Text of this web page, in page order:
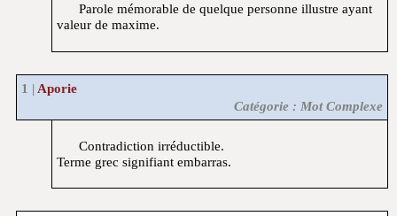
Parole mémorable de quelque personne illustre ayant
valeur de maxime.
Aporie
Catégorie : Mot Complexe
Contradiction irréductible.
Terme grec signifiant embarras.